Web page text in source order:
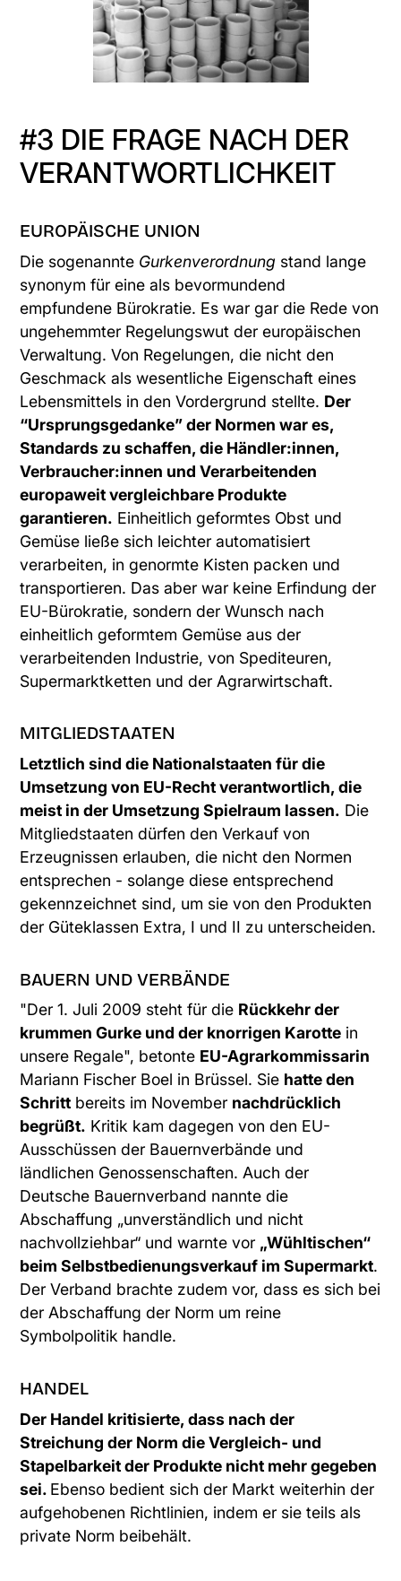
#3 DIE FRAGE NACH DER
VERANTWORTLICHKEIT
EUROPÄISCHE UNION
Die sogenannte Gurkenverordnung stand lange
synonym für eine als bevormundend
empfundene Bürokratie. Es war gar die Rede von
ungehemmter Regelungswut der europäischen
Verwaltung. Von Regelungen, die nicht den
Geschmack als wesentliche Eigenschaft eines
Lebensmittels in den Vordergrund stellte. Der
“Ursprungsgedanke” der Normen war es,
Standards zu schaffen, die Händler:innen,
Verbraucher:innen und Verarbeitenden
europaweit vergleichbare Produkte
garantieren. Einheitlich geformtes Obst und
Gemüse ließe sich leichter automatisiert
verarbeiten, in genormte Kisten packen und
transportieren. Das aber war keine Erfindung der
EU-Bürokratie, sondern der Wunsch nach
einheitlich geformtem Gemüse aus der
verarbeitenden Industrie, von Spediteuren,
Supermarktketten und der Agrarwirtschaft.
MITGLIEDSTAATEN
Letztlich sind die Nationalstaaten für die
Umsetzung von EU-Recht verantwortlich, die
meist in der Umsetzung Spielraum lassen. Die
Mitgliedstaaten dürfen den Verkauf von
Erzeugnissen erlauben, die nicht den Normen
entsprechen - solange diese entsprechend
gekennzeichnet sind, um sie von den Produkten
der Güteklassen Extra, I und II zu unterscheiden.
BAUERN UND VERBÄNDE
"Der 1. Juli 2009 steht für die Rückkehr der
krummen Gurke und der knorrigen Karotte in
unsere Regale", betonte EU-Agrarkommissarin
Mariann Fischer Boel in Brüssel. Sie hatte den
Schritt bereits im November nachdrücklich
begrüßt. Kritik kam dagegen von den EU-
Ausschüssen der Bauernverbände und
ländlichen Genossenschaften. Auch der
Deutsche Bauernverband nannte die
Abschaffung „unverständlich und nicht
nachvollziehbar“ und warnte vor „Wühltischen“
beim Selbstbedienungsverkauf im Supermarkt.
Der Verband brachte zudem vor, dass es sich bei
der Abschaffung der Norm um reine
Symbolpolitik handle.
HANDEL
Der Handel kritisierte, dass nach der
Streichung der Norm die Vergleich- und
Stapelbarkeit der Produkte nicht mehr gegeben
sei. Ebenso bedient sich der Markt weiterhin der
aufgehobenen Richtlinien, indem er sie teils als
private Norm beibehält.